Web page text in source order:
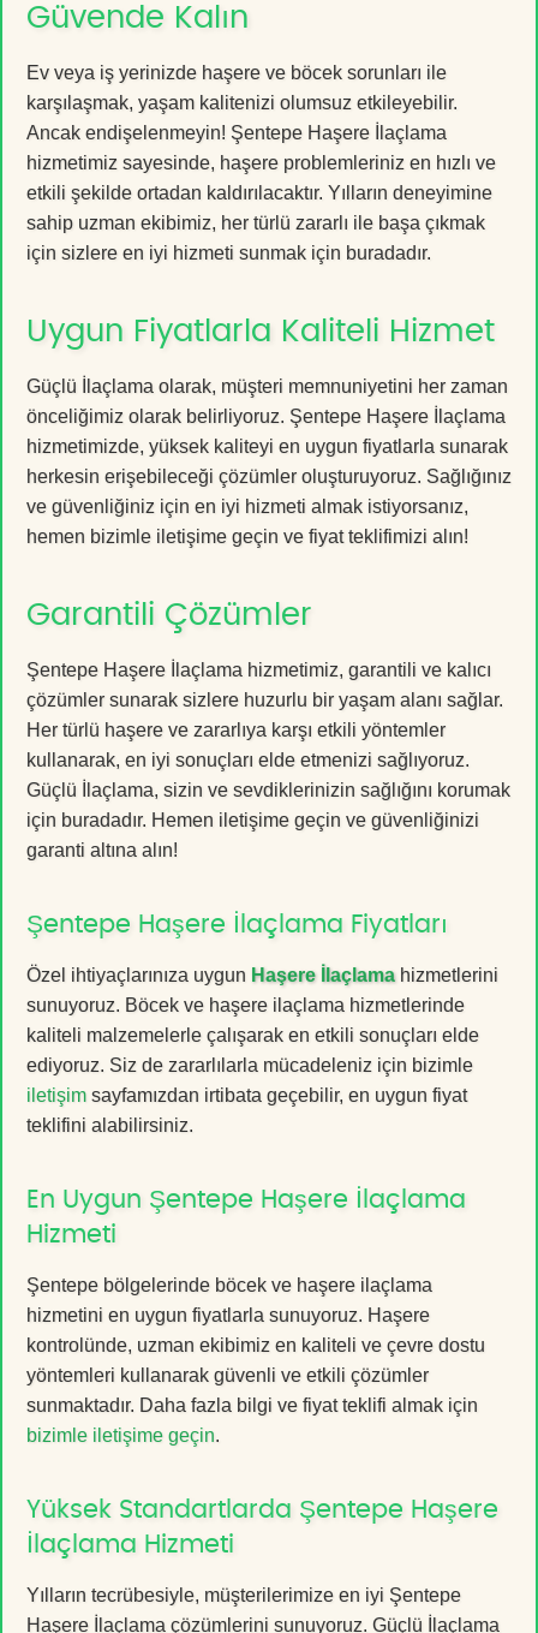
Güvende Kalın
Ev veya iş yerinizde haşere ve böcek sorunları ile
karşılaşmak, yaşam kalitenizi olumsuz etkileyebilir.
Ancak endişelenmeyin! Şentepe Haşere İlaçlama
hizmetimiz sayesinde, haşere problemleriniz en hızlı ve
etkili şekilde ortadan kaldırılacaktır. Yılların deneyimine
sahip uzman ekibimiz, her türlü zararlı ile başa çıkmak
için sizlere en iyi hizmeti sunmak için buradadır.
Uygun Fiyatlarla Kaliteli Hizmet
Güçlü İlaçlama olarak, müşteri memnuniyetini her zaman
önceliğimiz olarak belirliyoruz. Şentepe Haşere İlaçlama
hizmetimizde, yüksek kaliteyi en uygun fiyatlarla sunarak
herkesin erişebileceği çözümler oluşturuyoruz. Sağlığınız
ve güvenliğiniz için en iyi hizmeti almak istiyorsanız,
hemen bizimle iletişime geçin ve fiyat teklifimizi alın!
Garantili Çözümler
Şentepe Haşere İlaçlama hizmetimiz, garantili ve kalıcı
çözümler sunarak sizlere huzurlu bir yaşam alanı sağlar.
Her türlü haşere ve zararlıya karşı etkili yöntemler
kullanarak, en iyi sonuçları elde etmenizi sağlıyoruz.
Güçlü İlaçlama, sizin ve sevdiklerinizin sağlığını korumak
için buradadır. Hemen iletişime geçin ve güvenliğinizi
garanti altına alın!
Şentepe Haşere İlaçlama Fiyatları
Özel ihtiyaçlarınıza uygun Haşere İlaçlamahizmetlerini
sunuyoruz. Böcek ve haşere ilaçlama hizmetlerinde
kaliteli malzemelerle çalışarak en etkili sonuçları elde
ediyoruz. Siz de zararlılarla mücadeleniz için bizimle
iletişim sayfamızdan irtibata geçebilir, en uygun fiyat
teklifini alabilirsiniz.
En Uygun Şentepe Haşere İlaçlama
Hizmeti
Şentepe bölgelerinde böcek ve haşere ilaçlama
hizmetini en uygun fiyatlarla sunuyoruz. Haşere
kontrolünde, uzman ekibimiz en kaliteli ve çevre dostu
yöntemleri kullanarak güvenli ve etkili çözümler
sunmaktadır. Daha fazla bilgi ve fiyat teklifi almak için
bizimle iletişime geçin.
Yüksek Standartlarda Şentepe Haşere
İlaçlama Hizmeti
Yılların tecrübesiyle, müşterilerimize en iyi Şentepe
Haşere İlaçlama çözümlerini sunuyoruz. Güçlü İlaçlama